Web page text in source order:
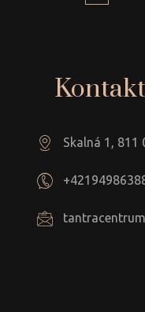
Kontakt
Skalná 1, 811